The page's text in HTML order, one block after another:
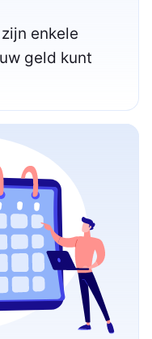
enkele
geld kunt